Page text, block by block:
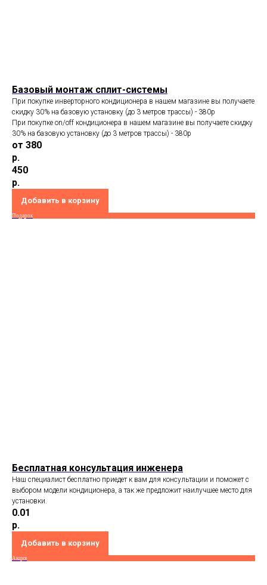
Базовый монтаж сплит-системы
При покупке инверторного кондиционера в нашем магазине вы получаете
скидку 30% на базовую установку (до 3 метров трассы) - 380p
При покупке on/off кондиционера в нашем магазине вы получаете скидку
30% на базовую установку (до 3 метров трассы) - 380p
от 380
р.
450
р.
Добавить в корзину
Подарок
Бесплатная консультация инженера
Наш специалист бесплатно приедет к вам для консультации и поможет с
выбором модели кондиционера, а так же предложит наилучшее место для
установки.
0.01
р.
Добавить в корзину
Акция